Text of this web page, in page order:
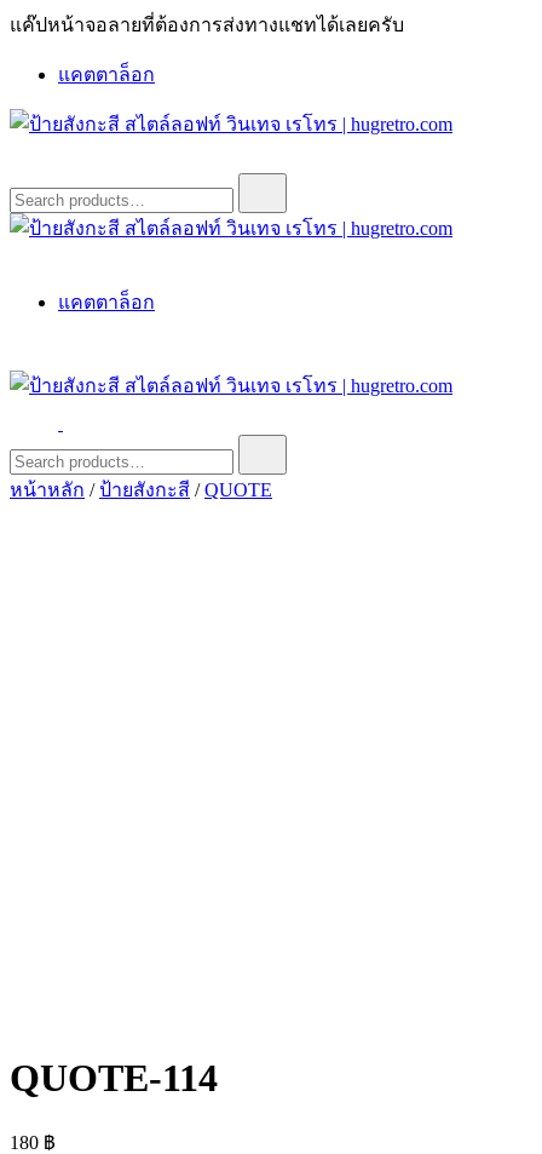
Skip
แค๊ปหน้าจอลายที่ต้องการส่งทางแชทได้เลยครับ
แคตตาล็อก
ป้ายสังกะสี สไตล์ลอฟท์ วินเทจ เรโทร | hugretro.com
ป้ายวินเทจ แต่งบ้าน ร้านกาแฟ ผับ โรงแรม ป้ายโค้ก เป็ปซี่เวสป้า
ฮาร์เล่ย์โฆษณาเก่าโบราณ มีราคาแบบสวยๆเพียบหรือสั่งทำโทร
O8664277II
for:
ฮาร์เล่ย์โฆษณาเก่าโบราณ มีราคาแบบสวยๆเพียบหรือสั่งทำโทร
แคตตาล็อก
ป้ายสังกะสี สไตล์ลอฟท์ วินเทจ เรโทร | hugretro.com
ป้ายวินเทจ แต่งบ้าน ร้านกาแฟ ผับ โรงแรม ป้ายโค้ก เป็ปซี่เวสป้า
ฮาร์เล่ย์โฆษณาเก่าโบราณ มีราคาแบบสวยๆเพียบหรือสั่งทำโทร
O8664277II
for:
หน้าหลัก /ป้ายสังกะสี /QUOTE
QUOTE-114
180 ฿